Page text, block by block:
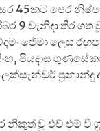
45කට පෙර
9 වැනිදා තිර ගත
ජේමා ලෙස
පියදාස
නිකුත් වූ එච් එම් වී